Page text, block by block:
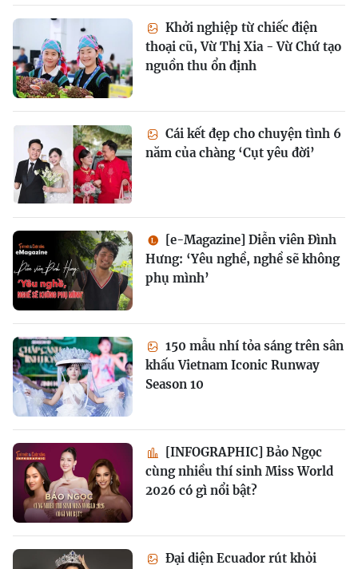
Khởi nghiệp từ chiếc điện
thoại cũ, Vừ Thị Xia - Vừ Chứ tạo
nguồn thu ổn định
Cái kết đẹp cho chuyện tình 6
năm của chàng ‘Cụt yêu đời’
[e-Magazine] Diễn viên Đình
Hưng: ‘Yêu nghề, nghề sẽ không
phụ mình’
150 mẫu nhí tỏa sáng trên sân
khấu Vietnam Iconic Runway
Season 10
[INFOGRAPHIC] Bảo Ngọc
cùng nhiều thí sinh Miss World
2026 có gì nổi bật?
Đại diện Ecuador rút khỏi